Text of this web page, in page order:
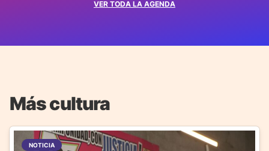
VER TODA LA AGENDA
Más cultura
NOTICIA